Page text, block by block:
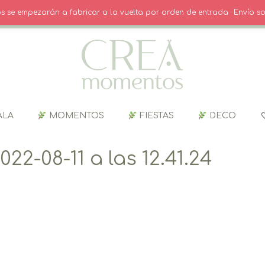
· INICIO SESIÓN / REGISTRO CARRITO
MOMENTOS FIESTAS DECO
08-11 a las 12.41.24
empezarán a fabricar a la vuelta por orden de entrada · Envío